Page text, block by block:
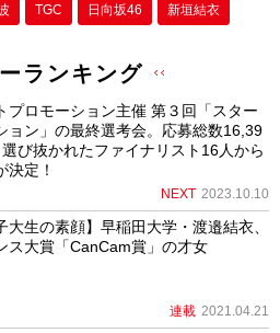
TGC 日向坂46 新垣結衣
ランキング
プロモーション主催 第３回「スター
ョン」の最終選考会。応募総数16,39
び抜かれたファイナリスト16人から
決定！
NEXT 2023.10.10
大生の素顔】早稲田大学・渡邉結衣、
ス大賞「CanCam賞」の才女
連載 2021.04.21